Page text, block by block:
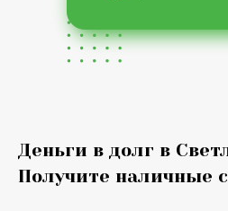
Деньги в долг в
Получите наличные